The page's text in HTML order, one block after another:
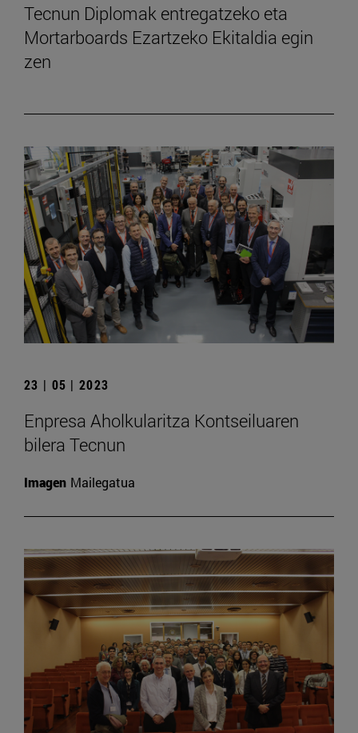
Tecnun Diplomak entregatzeko eta
Mortarboards Ezartzeko Ekitaldia egin
zen
23 | 05 | 2023
Enpresa Aholkularitza Kontseiluaren
bilera Tecnun
Imagen Mailegatua